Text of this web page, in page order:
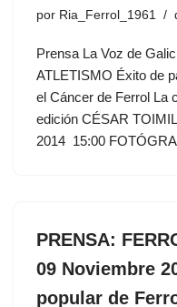
por Ria_Ferrol_1961
Prensa La Voz de
ATLETISMO Éxito de
el Cáncer de Ferrol La
edición CÉSAR
2014 15:00
PRENSA:
09 Noviembre
popular de